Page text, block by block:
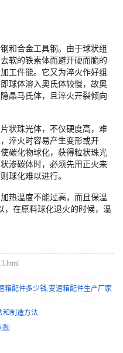
和合金工具钢。由于球状组
软的铁素体而避开硬而脆的
工件能。它又为淬火作好组
球体溶入奥氏体较慢，故奥
晶马氏体，且淬火开裂倾向
状珠光体，不仅硬度高，难
淬火时容易产生变形或开
碳化物球化，获得粒状珠光
渗碳体时，必须先用正火来
球化难以进行。
热温度不能过高，而且保温
，在原料球化退火的时候，温
箱配件多少钱 变速箱配件生产厂家
和制造方法
题